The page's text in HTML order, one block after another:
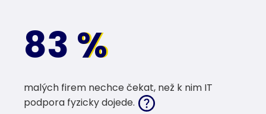
83 %
%
malých firem nechce čekat, než k nim IT
podpora fyzicky dojede.